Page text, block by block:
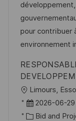
c
h
u
n
g
e
r
V
e
ö
e
o
r
i
e
pour contribuer
environnement
O
r
t
Limours,
D
a
2026-06-29
K
Bid and